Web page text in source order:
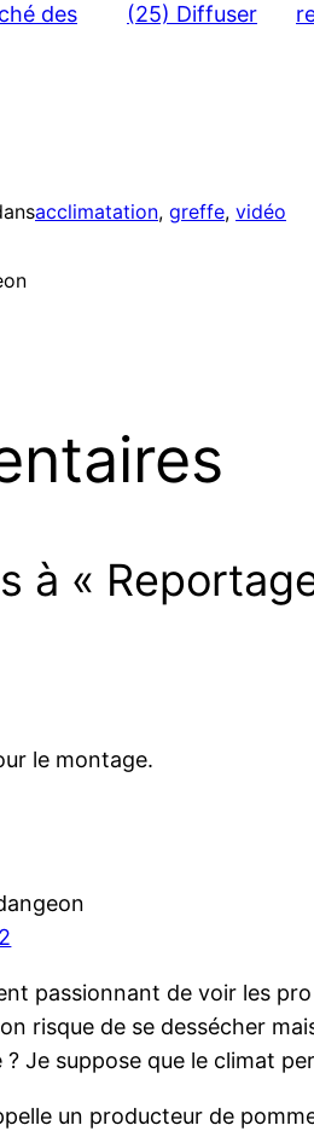
des
(25) Diffuser
acclimatation, greffe, vidéo
à «
le montage.
passionnant de voir les
risque de se dessécher
? Je suppose que le climat
un producteur de